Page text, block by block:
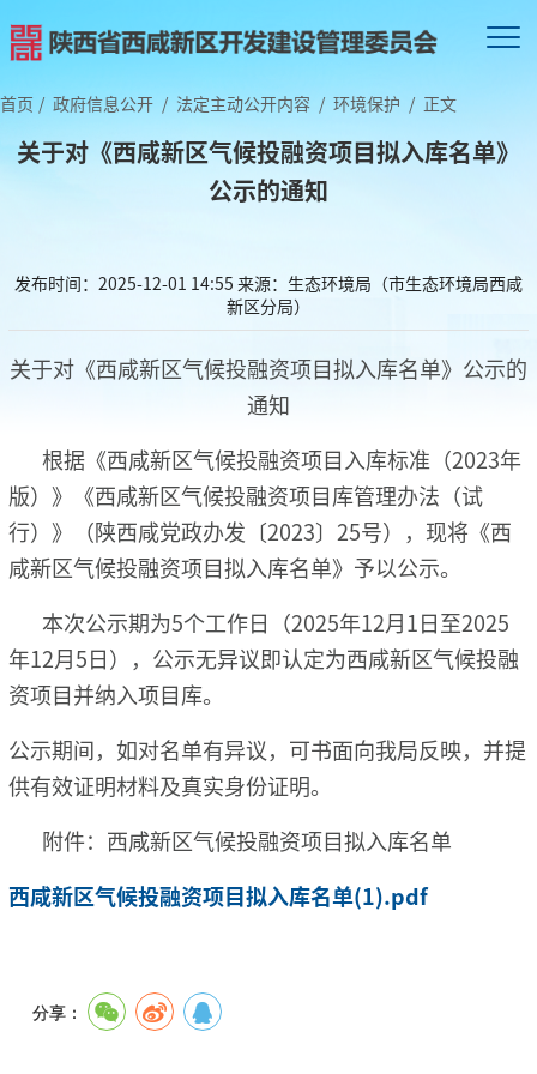
首页 / 政府信息公开 / 法定主动公开内容 / 环境保护 / 正文
关于对《西咸新区气候投融资项目拟入库名单》
公示的通知
发布时间：2025-12-01 14:55 来源：生态环境局（市生态环境局西咸
新区分局）
关于对《西咸新区气候投融资项目拟入库名单》公示的
通知
根据《西咸新区气候投融资项目入库标准（2023年
版）》《西咸新区气候投融资项目库管理办法（试
行）》（陕西咸党政办发〔2023〕25号），现将《西
咸新区气候投融资项目拟入库名单》予以公示。
本次公示期为5个工作日（2025年12月1日至2025
年12月5日），公示无异议即认定为西咸新区气候投融
资项目并纳入项目库。
公示期间，如对名单有异议，可书面向我局反映，并提
供有效证明材料及真实身份证明。
附件：西咸新区气候投融资项目拟入库名单
西咸新区气候投融资项目拟入库名单(1).pdf
分享：